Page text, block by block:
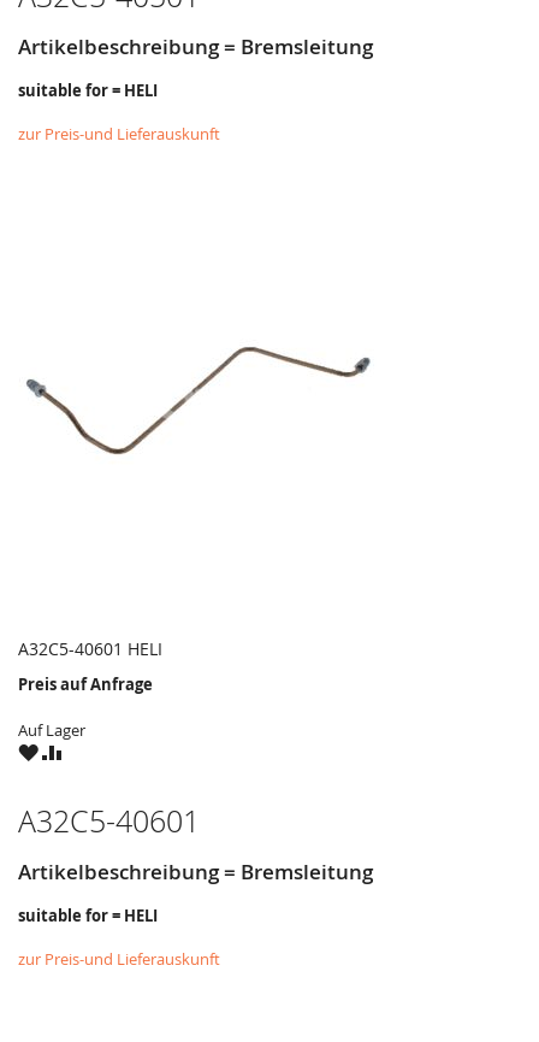
Artikelbeschreibung = Bremsleitung
suitable for = HELI
zur Preis-und Lieferauskunft
A32C5-40601 HELI
Preis auf Anfrage
Auf Lager
ZUZU
A32C5-40601
Artikelbeschreibung = Bremsleitung
suitable for = HELI
zur Preis-und Lieferauskunft